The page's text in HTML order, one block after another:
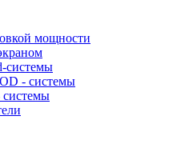
мощности
системы
- системы